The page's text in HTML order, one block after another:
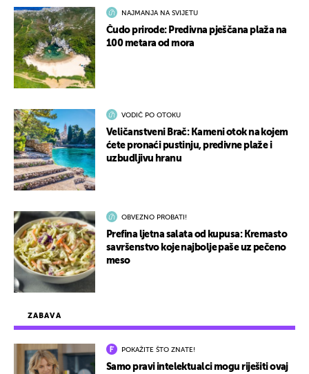
ZABAVA
POKAŽITE ŠTO ZNATE!
Samo pravi intelektualci mogu riješiti ovaj
NAJMANJA NA SVIJETU
Čudo prirode: Predivna pješčana plaža na
100 metara od mora
VODIČ PO OTOKU
Veličanstveni Brač: Kameni otok na kojem
ćete pronaći pustinju, predivne plaže i
uzbudljivu hranu
OBVEZNO PROBATI!
Prefina ljetna salata od kupusa: Kremasto
savršenstvo koje najbolje paše uz pečeno
meso